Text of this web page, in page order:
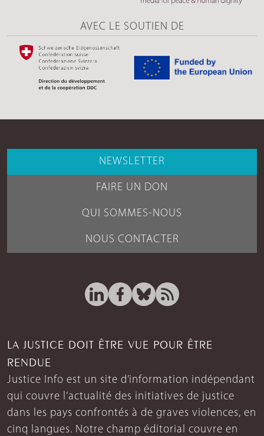
AVEC LE SOUTIEN DE
NEWSLETTER
FAIRE UN DON
QUI SOMMES-NOUS
NOUS CONTACTER
LA JUSTICE DOIT ÊTRE VUE POUR ÊTRE
RENDUE
Justice Info est un site d’information indépendant
qui couvre l’actualité des initiatives de justice
dans les pays confrontés à de graves violences, en
cinq langues. Notre champ éditorial couvre en